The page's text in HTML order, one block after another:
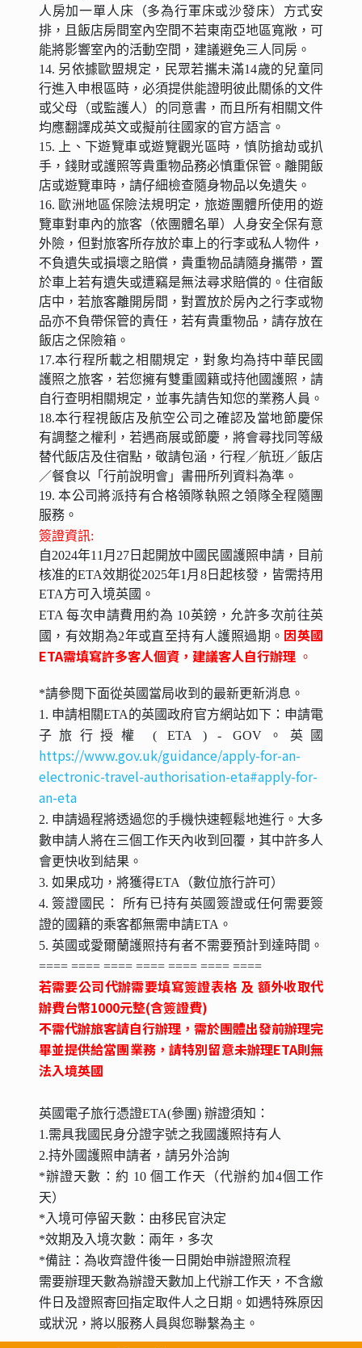
人房加一單人床（多為行軍床或沙發床）方式安
排，且飯店房間室內空間不若東南亞地區寬敞，可
能將影響室內的活動空間，建議避免三人同房。
14. 另依據歐盟規定，民眾若攜未滿14歲的兒童同
行進入申根區時，必須提供能證明彼此關係的文件
或父母（或監護人）的同意書，而且所有相關文件
均應翻譯成英文或擬前往國家的官方語言。
15. 上、下遊覽車或遊覽觀光區時，慎防搶劫或扒
手，錢財或護照等貴重物品務必慎重保管。離開飯
店或遊覽車時，請仔細檢查隨身物品以免遺失。
16. 歐洲地區保險法規明定，旅遊團體所使用的遊
覽車對車內的旅客（依團體名單）人身安全保有意
外險，但對旅客所存放於車上的行李或私人物件，
不負遺失或損壞之賠償，貴重物品請隨身攜帶，置
於車上若有遺失或遭竊是無法尋求賠償的。住宿飯
店中，若旅客離開房間，對置放於房內之行李或物
品亦不負帶保管的責任，若有貴重物品，請存放在
飯店之保險箱。
17.本行程所載之相關規定，對象均為持中華民國
護照之旅客，若您擁有雙重國籍或持他國護照，請
自行查明相關規定，並事先請告知您的業務人員。
18.本行程視飯店及航空公司之確認及當地節慶保
有調整之權利，若遇商展或節慶，將會尋找同等級
替代飯店及住宿點，敬請包涵，行程／航班／飯店
／餐食以「行前說明會」書冊所列資料為準。
19. 本公司將派持有合格領隊執照之領隊全程隨團
服務。
簽證資訊:
自2024年11月27日起開放中國民國護照申請，目前
核准的ETA效期從2025年1月8日起核發， 皆需持用
ETA方可入境英國 。
ETA 每次申請費用約為 10英鎊，允許多次前往英
國，有效期為2年或直至持有人護照過期。 因英國
ETA需填寫許多客人個資，建議客人自行辦理 。
*請參閱下面從英國當局收到的最新更新消息。
1. 申請相關ETA的英國政府官方網站如下：申請電
子旅行授權 ( ETA ) - GOV。英國
https://www.gov.uk/guidance/apply-for-an-
electronic-travel-authorisation-eta#apply-for-
an-eta
2. 申請過程將透過您的手機快速輕鬆地進行。大多
數申請人將在三個工作天內收到回覆，其中許多人
會更快收到結果。
3. 如果成功，將獲得ETA（數位旅行許可）
4. 簽證國民： 所有已持有英國簽證或任何需要簽
證的國籍的乘客都無需申請ETA。
5. 英國或愛爾蘭護照持有者不需要預計到達時間。
==== ==== ==== ==== ==== ==== ====
若需要公司代辦需要填寫簽證表格 及 額外收取代
辦費台幣1000元整(含簽證費)
不需代辦旅客請自行辦理，需於團體出發前辦理完
畢並提供給當團業務，請特別留意未辦理ETA則無
法入境英國
英國電子旅行憑證ETA(參團) 辦證須知：
1.需具我國民身分證字號之我國護照持有人
2.持外國護照申請者，請另外洽詢
*辦證天數：約 10 個工作天（代辦約加4個工作
天）
*入境可停留天數：由移民官決定
*效期及入境次數：兩年，多次
*備註：為收齊證件後一日開始申辦證照流程
需要辦理天數為辦證天數加上代辦工作天，不含繳
件日及證照寄回指定取件人之日期 。如遇特殊原因
或狀況，將以服務人員與您聯繫為主 。